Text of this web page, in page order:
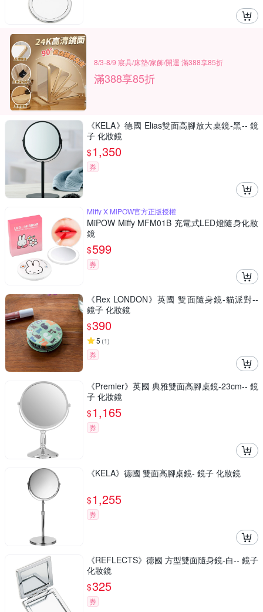
8/3-8/9 寢具/床墊/家飾/開運 滿388享85折
滿388享85折
《KELA》德國 Elias雙面高腳放大桌鏡-黑-- 鏡
子 化妝鏡
$1,350
券
Miffy X MiPOW官方正版授權
MiPOW Miffy MFM01B 充電式LED燈隨身化妝
鏡
$599
券
《Rex LONDON》英國 雙面隨身鏡-貓派對--
鏡子 化妝鏡
$390
5 (1)
券
《Premier》英國 典雅雙面高腳桌鏡-23cm-- 鏡
子 化妝鏡
$1,165
券
《KELA》德國 雙面高腳桌鏡- 鏡子 化妝鏡
$1,255
券
《REFLECTS》德國 方型雙面隨身鏡-白-- 鏡子
化妝鏡
$325
券